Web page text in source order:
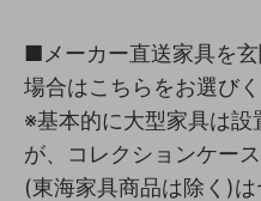
■メーカー直送家具を
場合はこちらをお選びく
※基本的に大型家具は
が、コレクションケー
(東海家具商品は除く)